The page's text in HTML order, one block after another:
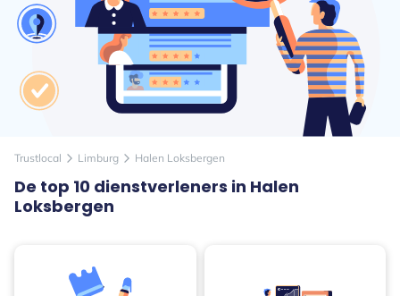
Trustlocal arrow_forward_ios Limburg arrow_forward_ios Halen Loksbergen
De top 10 dienstverleners in Halen
Loksbergen